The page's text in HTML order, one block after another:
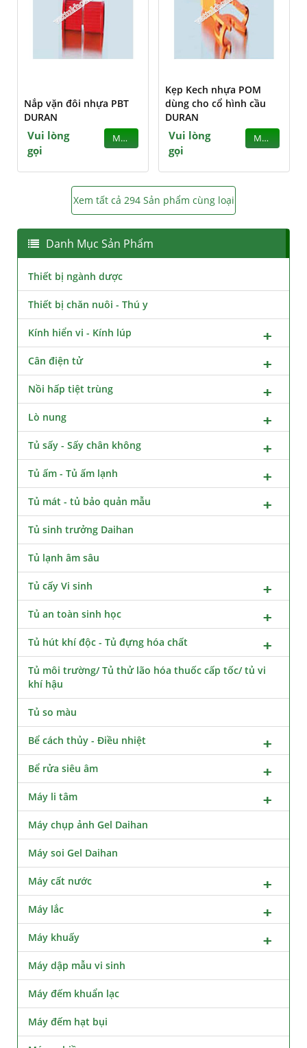
Nắp vặn đôi nhựa PBT
DURAN
Vui lòng
gọi
MUA
Kẹp Kech nhựa POM
dùng cho cổ hình cầu
DURAN
Vui lòng
gọi
MUA
Xem tất cả 294 Sản phẩm cùng loại
Danh Mục Sản Phẩm
Thiết bị ngành dược
Thiết bị chăn nuôi - Thú y
Kính hiển vi - Kính lúp
Cân điện tử
Nồi hấp tiệt trùng
Lò nung
Tủ sấy - Sấy chân không
Tủ ấm - Tủ ấm lạnh
Tủ mát - tủ bảo quản mẫu
Tủ sinh trưởng Daihan
Tủ lạnh âm sâu
Tủ cấy Vi sinh
Tủ an toàn sinh học
Tủ hút khí độc - Tủ đựng hóa chất
Tủ môi trường/ Tủ thử lão hóa thuốc cấp tốc/ tủ vi
khí hậu
Tủ so màu
Bể cách thủy - Điều nhiệt
Bể rửa siêu âm
Máy li tâm
Máy chụp ảnh Gel Daihan
Máy soi Gel Daihan
Máy cất nước
Máy lắc
Máy khuấy
Máy dập mẫu vi sinh
Máy đếm khuẩn lạc
Máy đếm hạt bụi